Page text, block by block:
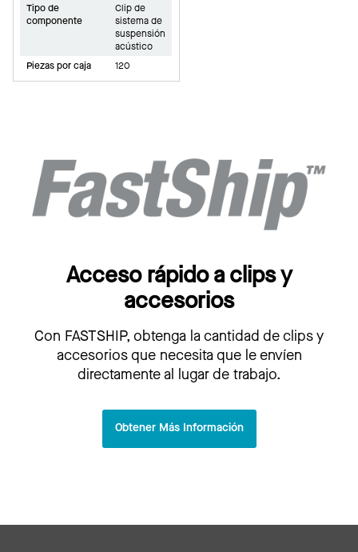
Tipo de
componente
Clip de
sistema de
suspensión
acústico
Piezas por caja
120
Acceso rápido a clips y
accesorios
Con FASTSHIP, obtenga la cantidad de clips y
accesorios que necesita que le envíen
directamente al lugar de trabajo.
Obtener Más Información